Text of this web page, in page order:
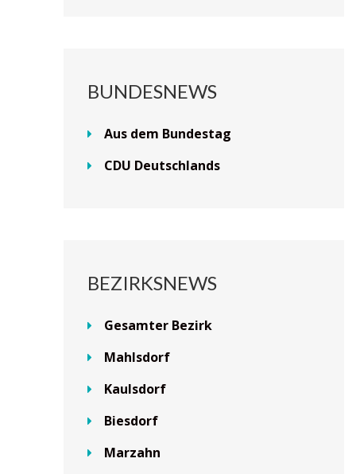
BUNDESNEWS
Aus dem Bundestag
CDU Deutschlands
BEZIRKSNEWS
Gesamter Bezirk
Mahlsdorf
Kaulsdorf
Biesdorf
Marzahn